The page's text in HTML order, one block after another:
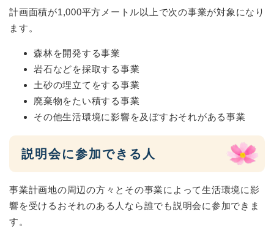
計画面積が1,000平方メートル以上で次の事業が対象になり
ます。
森林を開発する事業
岩石などを採取する事業
土砂の埋立てをする事業
廃棄物をたい積する事業
その他生活環境に影響を及ぼすおそれがある事業
説明会に参加できる人
事業計画地の周辺の方々とその事業によって生活環境に影
響を受けるおそれのある人なら誰でも説明会に参加できま
す。